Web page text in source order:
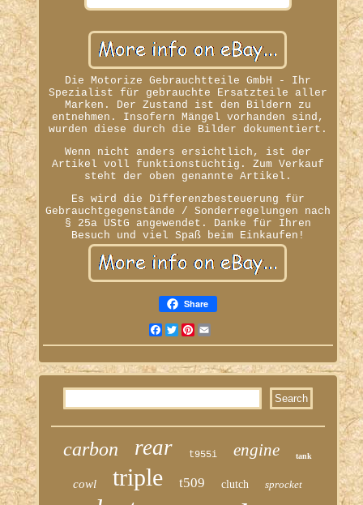
Die Motorize Gebrauchtteile GmbH - Ihr
Spezialist für gebrauchte Ersatzteile aller
Marken. Der Zustand ist den Bildern zu
entnehmen. Insofern Mängel vorhanden sind,
wurden diese durch die Bilder dokumentiert.
Wenn nicht anders ersichtlich, ist der
Artikel voll funktionstüchtig. Zum Verkauf
steht der oben genannte Artikel.
Es wird die Differenzbesteuerung für
Gebrauchtgegenstände / Sonderregelungen nach
§ 25a UStG angewendet. Danke für Ihren
Besuch und viel Spaß beim Einkaufen!
Share
Facebook
TwitterPinterest
carbon rear t955i engine tank
cowl triple t509 clutch sprocket